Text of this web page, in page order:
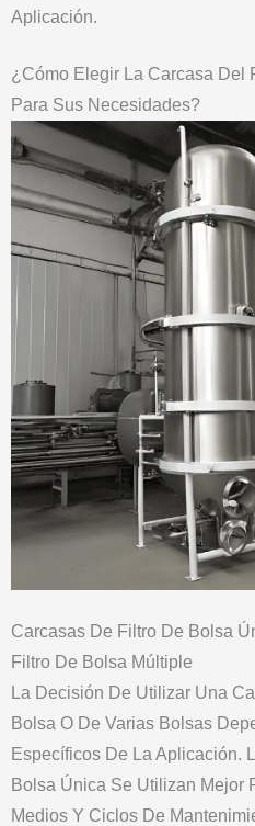
Aplicación.
¿Cómo Elegir La Carcasa Del
Para Sus Necesidades?
Carcasas De Filtro De Bolsa
Filtro De Bolsa Múltiple
La Decisión De Utilizar Una
Bolsa O De Varias Bolsas
Específicos De La Aplicación.
Bolsa Única Se Utilizan Mejor
Medios Y Ciclos De